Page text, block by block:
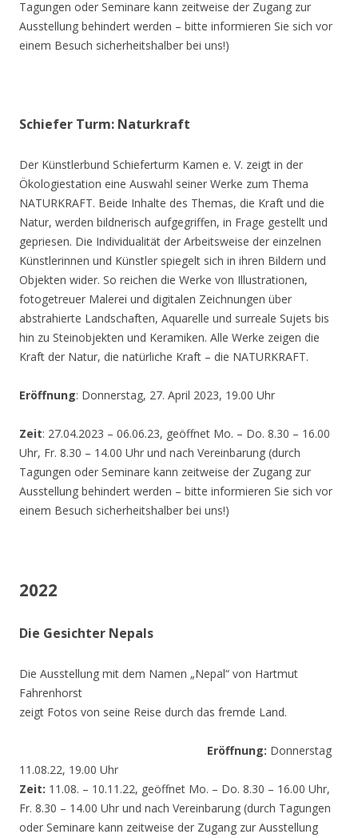
Tagungen oder Seminare kann zeitweise der Zugang zur
Ausstellung behindert werden – bitte informieren Sie sich vor
einem Besuch sicherheitshalber bei uns!)
Schiefer Turm: Naturkraft
Der Künstlerbund Schieferturm Kamen e. V. zeigt in der
Ökologiestation eine Auswahl seiner Werke zum Thema
NATURKRAFT. Beide Inhalte des Themas, die Kraft und die
Natur, werden bildnerisch aufgegriffen, in Frage gestellt und
gepriesen. Die Individualität der Arbeitsweise der einzelnen
Künstlerinnen und Künstler spiegelt sich in ihren Bildern und
Objekten wider. So reichen die Werke von Illustrationen,
fotogetreuer Malerei und digitalen Zeichnungen über
abstrahierte Landschaften, Aquarelle und surreale Sujets bis
hin zu Steinobjekten und Keramiken. Alle Werke zeigen die
Kraft der Natur, die natürliche Kraft – die NATURKRAFT.
Eröffnung: Donnerstag, 27. April 2023, 19.00 Uhr
Zeit: 27.04.2023 – 06.06.23, geöffnet Mo. – Do. 8.30 – 16.00
Uhr, Fr. 8.30 – 14.00 Uhr und nach Vereinbarung (durch
Tagungen oder Seminare kann zeitweise der Zugang zur
Ausstellung behindert werden – bitte informieren Sie sich vor
einem Besuch sicherheitshalber bei uns!)
2022
Die Gesichter Nepals
Die Ausstellung mit dem Namen „Nepal“ von Hartmut
Fahrenhorst
zeigt Fotos von seine Reise durch das fremde Land.
Eröffnung: Donnerstag
11.08.22, 19.00 Uhr
Zeit: 11.08. – 10.11.22, geöffnet Mo. – Do. 8.30 – 16.00 Uhr,
Fr. 8.30 – 14.00 Uhr und nach Vereinbarung (durch Tagungen
oder Seminare kann zeitweise der Zugang zur Ausstellung